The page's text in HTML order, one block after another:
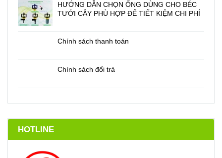
HƯỚNG DẪN CHỌN ỐNG DÙNG CHO BÉC
TƯỚI CÂY PHÙ HỢP ĐỂ TIẾT KIỆM CHI PHÍ
Chính sách thanh toán
Chính sách đổi trả
HOTLINE